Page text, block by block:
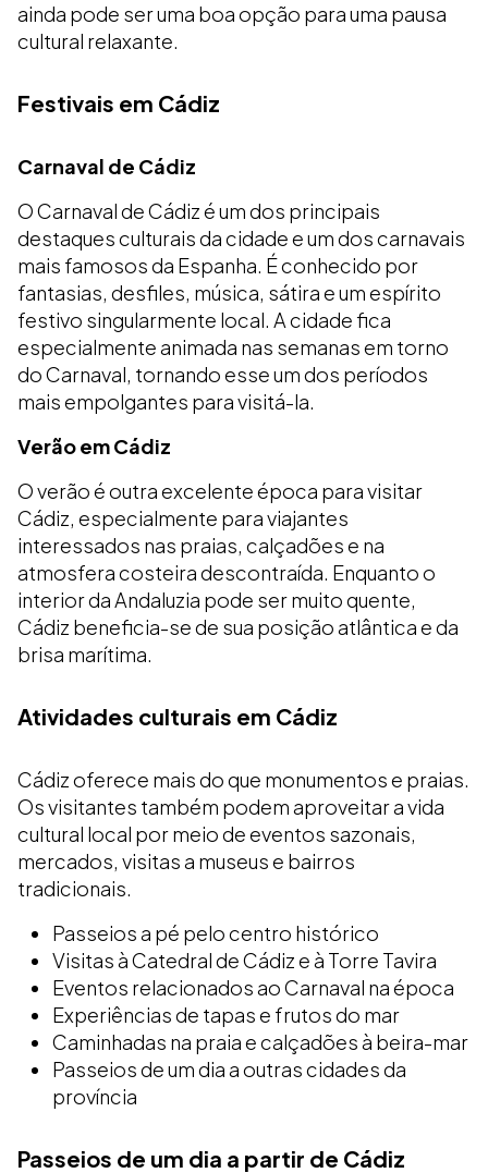
ainda pode ser uma boa opção para uma pausa
cultural relaxante.
Festivais em Cádiz
Carnaval de Cádiz
O Carnaval de Cádiz é um dos principais
destaques culturais da cidade e um dos carnavais
mais famosos da Espanha. É conhecido por
fantasias, desfiles, música, sátira e um espírito
festivo singularmente local. A cidade fica
especialmente animada nas semanas em torno
do Carnaval, tornando esse um dos períodos
mais empolgantes para visitá-la.
Verão em Cádiz
O verão é outra excelente época para visitar
Cádiz, especialmente para viajantes
interessados nas praias, calçadões e na
atmosfera costeira descontraída. Enquanto o
interior da Andaluzia pode ser muito quente,
Cádiz beneficia-se de sua posição atlântica e da
brisa marítima.
Atividades culturais em Cádiz
Cádiz oferece mais do que monumentos e praias.
Os visitantes também podem aproveitar a vida
cultural local por meio de eventos sazonais,
mercados, visitas a museus e bairros
tradicionais.
Passeios a pé pelo centro histórico
Visitas à Catedral de Cádiz e à Torre Tavira
Eventos relacionados ao Carnaval na época
Experiências de tapas e frutos do mar
Caminhadas na praia e calçadões à beira-mar
Passeios de um dia a outras cidades da
província
Passeios de um dia a partir de Cádiz